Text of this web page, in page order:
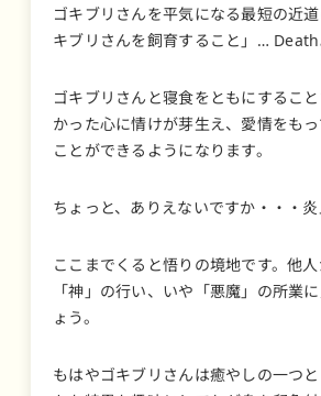
ゴキブリさんを平気になる最短の近
キブリさんを飼育すること」… Death
ゴキブリさんと寝食をともにするこ
かった心に情けが芽生え、愛情をも
ことができるようになります。
ちょっと、ありえないですか・・・炎
ここまでくると悟りの境地です。他
「神」の行い、いや「悪魔」の所業
ょう。
もはやゴキブリさんは癒やしの一つ